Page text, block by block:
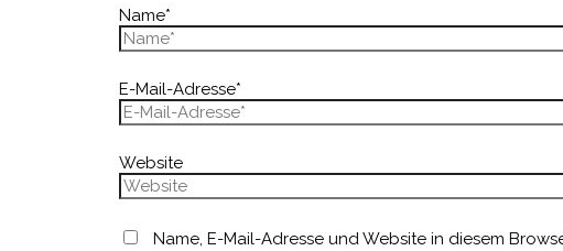
Name*
E-Mail-Adresse*
Website
Name, E-Mail-Adresse und Website in diesem